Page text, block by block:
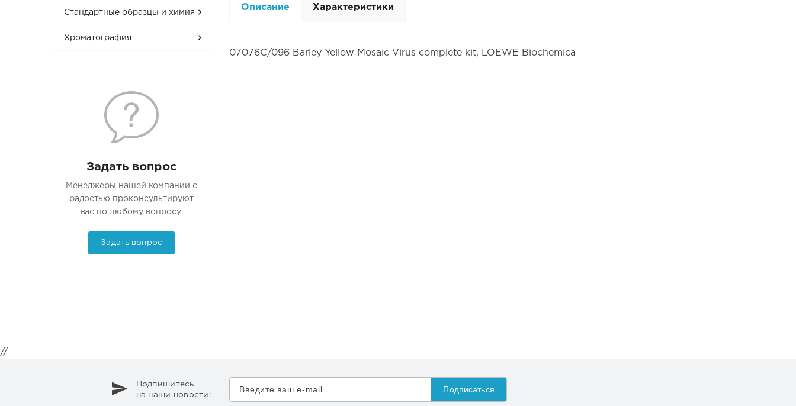
Стандартные образцы и химия
Хроматография
Задать вопрос
Менеджеры нашей компании с
радостью проконсультируют
вас по любому вопросу.
Задать вопрос
Описание Характеристики
07076C/096 Barley Yellow Mosaic Virus complete kit, LOEWE Biochemica
//
Подпишитесь
на наши новости:
Подписаться